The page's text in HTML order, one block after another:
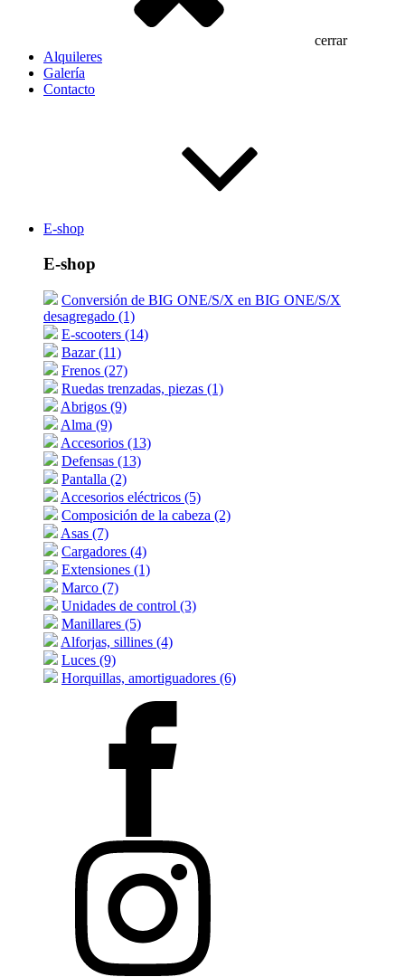
cerrar
Alquileres
Galería
Contacto
E-shop
E-shop
Conversión de BIG ONE/S/X en BIG ONE/S/X
desagregado (1)
E-scooters (14)
Bazar (11)
Frenos (27)
Ruedas trenzadas, piezas (1)
Abrigos (9)
Alma (9)
Accesorios (13)
Defensas (13)
Pantalla (2)
Accesorios eléctricos (5)
Composición de la cabeza (2)
Asas (7)
Cargadores (4)
Extensiones (1)
Marco (7)
Unidades de control (3)
Manillares (5)
Alforjas, sillines (4)
Luces (9)
Horquillas, amortiguadores (6)